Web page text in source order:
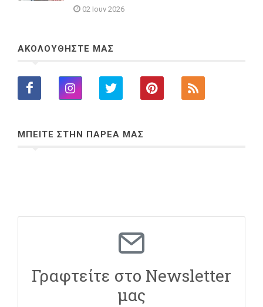
02 Ιουν 2026
ΑΚΟΛΟΥΘΗΣΤΕ ΜΑΣ
ΜΠΕΙΤΕ ΣΤΗΝ ΠΑΡΕΑ ΜΑΣ
Γραφτείτε στο Newsletter
μας